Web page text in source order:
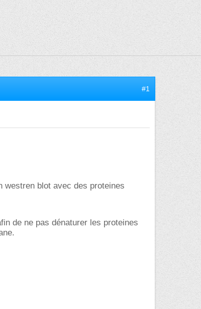
#1
blot avec des proteines
de ne pas dénaturer les proteines